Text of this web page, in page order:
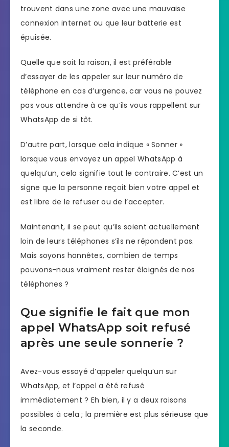
trouvent dans une zone avec une mauvaise
connexion internet ou que leur batterie est
épuisée.
Quelle que soit la raison, il est préférable
d’essayer de les appeler sur leur numéro de
téléphone en cas d’urgence, car vous ne pouvez
pas vous attendre à ce qu’ils vous rappellent sur
WhatsApp de si tôt.
D’autre part, lorsque cela indique « Sonner »
lorsque vous envoyez un appel WhatsApp à
quelqu’un, cela signifie tout le contraire. C’est un
signe que la personne reçoit bien votre appel et
est libre de le refuser ou de l’accepter.
Maintenant, il se peut qu’ils soient actuellement
loin de leurs téléphones s’ils ne répondent pas.
Mais soyons honnêtes, combien de temps
pouvons-nous vraiment rester éloignés de nos
téléphones ?
Que signifie le fait que mon
appel WhatsApp soit refusé
après une seule sonnerie ?
Avez-vous essayé d’appeler quelqu’un sur
WhatsApp, et l’appel a été refusé
immédiatement ? Eh bien, il y a deux raisons
possibles à cela ; la première est plus sérieuse que
la seconde.